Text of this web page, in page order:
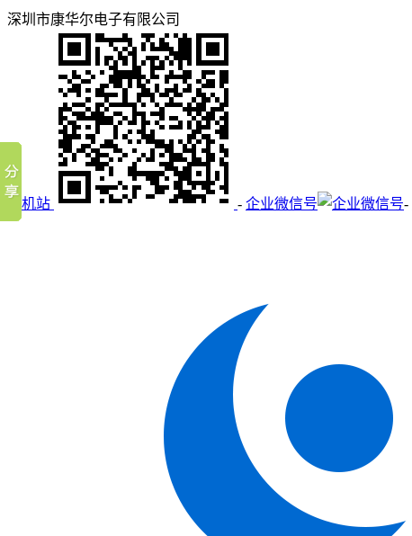
深圳市康华尔电子有限公司
手机站 - 企业微信号 -